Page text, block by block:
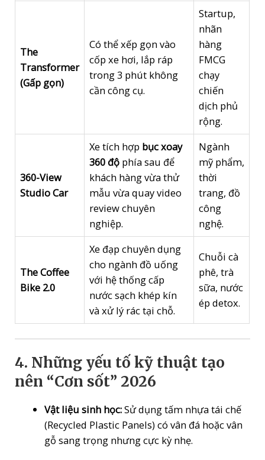
The
Transformer
(Gấp gọn)
Có thể xếp gọn vào
cốp xe hơi, lắp ráp
trong 3 phút không
cần công cụ.
Startup,
nhãn
hàng
FMCG
chạy
chiến
dịch phủ
rộng.
360-View
Studio Car
Xe tích hợp bục xoay
360 độ phía sau để
khách hàng vừa thử
mẫu vừa quay video
review chuyên
nghiệp.
Ngành
mỹ phẩm,
thời
trang, đồ
công
nghệ.
The Coffee
Bike 2.0
Xe đạp chuyên dụng
cho ngành đồ uống
với hệ thống cấp
nước sạch khép kín
và xử lý rác tại chỗ.
Chuỗi cà
phê, trà
sữa, nước
ép detox.
4. Những yếu tố kỹ thuật tạo
nên “Cơn sốt” 2026
Vật liệu sinh học:Sử dụng tấm nhựa tái chế
(Recycled Plastic Panels) có vân đá hoặc vân
gỗ sang trọng nhưng cực kỳ nhẹ.